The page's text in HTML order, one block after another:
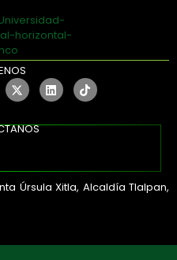
Úrsula Xitla, Alcaldía Tlalpan,